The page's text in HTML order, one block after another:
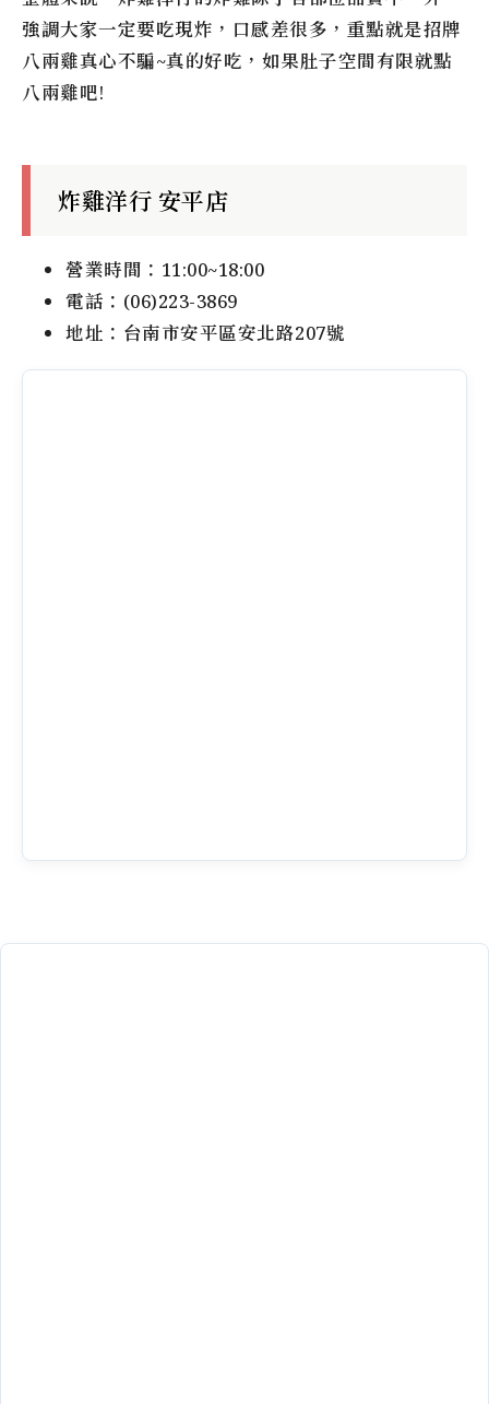
強調大家一定要吃現炸，口感差很多，重點就是招牌
八兩雞真心不騙~真的好吃，如果肚子空間有限就點
八兩雞吧!
炸雞洋行 安平店
營業時間：11:00~18:00
電話：(06)223-3869
地址：台南市安平區安北路207號